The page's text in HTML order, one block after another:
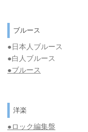
ブルース
●日本人ブルース
●白人ブルース
●ブルース
洋楽
●ロック編集盤